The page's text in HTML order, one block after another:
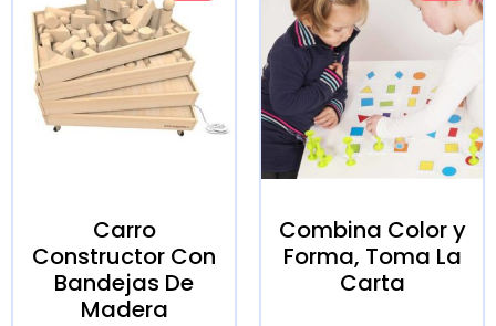
Carro
Constructor Con
Bandejas De
Madera
Combina Color y
Forma, Toma La
Carta